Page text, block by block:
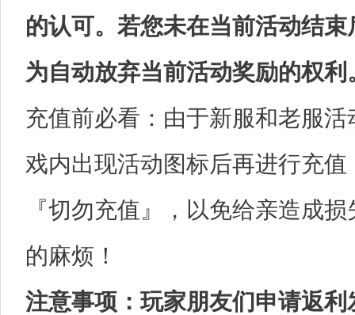
的认可。若您未在当前活动结
为自动放弃当前活动奖励的权利
充值前必看：由于新服和老服
戏内出现活动图标后再进行充
『切勿充值』，以免给亲造成
的麻烦！
注意事项：玩家朋友们申请返